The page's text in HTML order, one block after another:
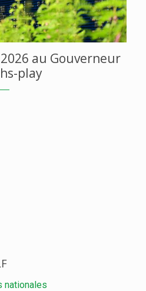
2026 au Gouverneur
play
nationales